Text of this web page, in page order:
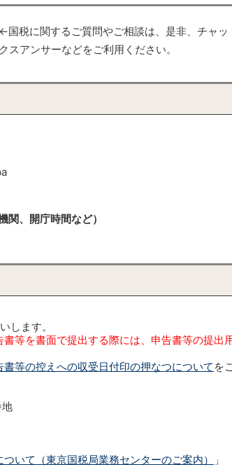
←国税に関するご質問やご相談は、是非、チャッ
クスアンサーなどをご利用ください。
、開庁時間など）
します。
等を書面で提出する際には、申告書等の提出
等の控えへの収受日付印の押なつについて を
いて（東京国税局業務センターのご案内） 」